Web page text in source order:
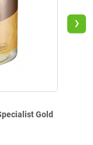
Shops
erstellt
Shop gekauft
per Mail. Wir
Gold
›